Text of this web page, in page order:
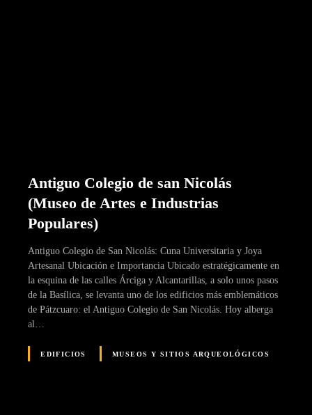
Antiguo Colegio de san Nicolás
(Museo de Artes e Industrias
Populares)
Antiguo Colegio de San Nicolás: Cuna Universitaria y Joya
Artesanal Ubicación e Importancia Ubicado estratégicamente en
la esquina de las calles Árciga y Alcantarillas, a solo unos pasos
de la Basílica, se levanta uno de los edificios más emblemáticos
de Pátzcuaro: el Antiguo Colegio de San Nicolás. Hoy alberga
al…
EDIFICIOS MUSEOS Y SITIOS ARQUEOLÓGICOS